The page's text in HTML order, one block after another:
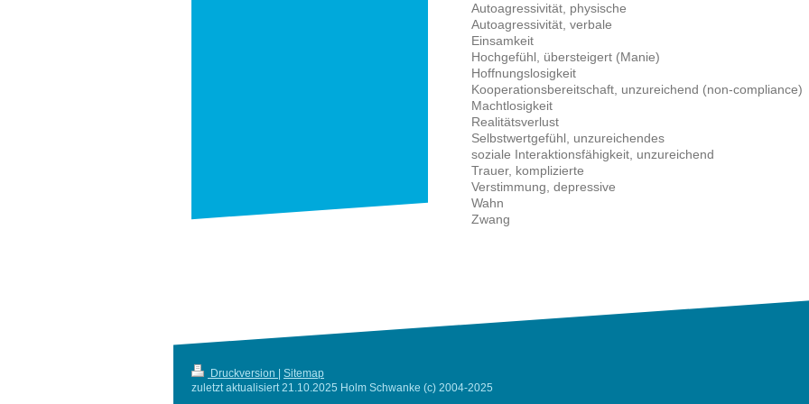
Autoagressivität, physische
Autoagressivität, verbale
Einsamkeit
Hochgefühl, übersteigert (Manie)
Hoffnungslosigkeit
Kooperationsbereitschaft, unzureichend (non-compliance)
Machtlosigkeit
Realitätsverlust
Selbstwertgefühl, unzureichendes
soziale Interaktionsfähigkeit, unzureichend
Trauer, komplizierte
Verstimmung, depressive
Wahn
Zwang
Druckversion
Sitemap
zuletzt aktualisiert 21.10.2025 Holm Schwanke (c) 2004-2025